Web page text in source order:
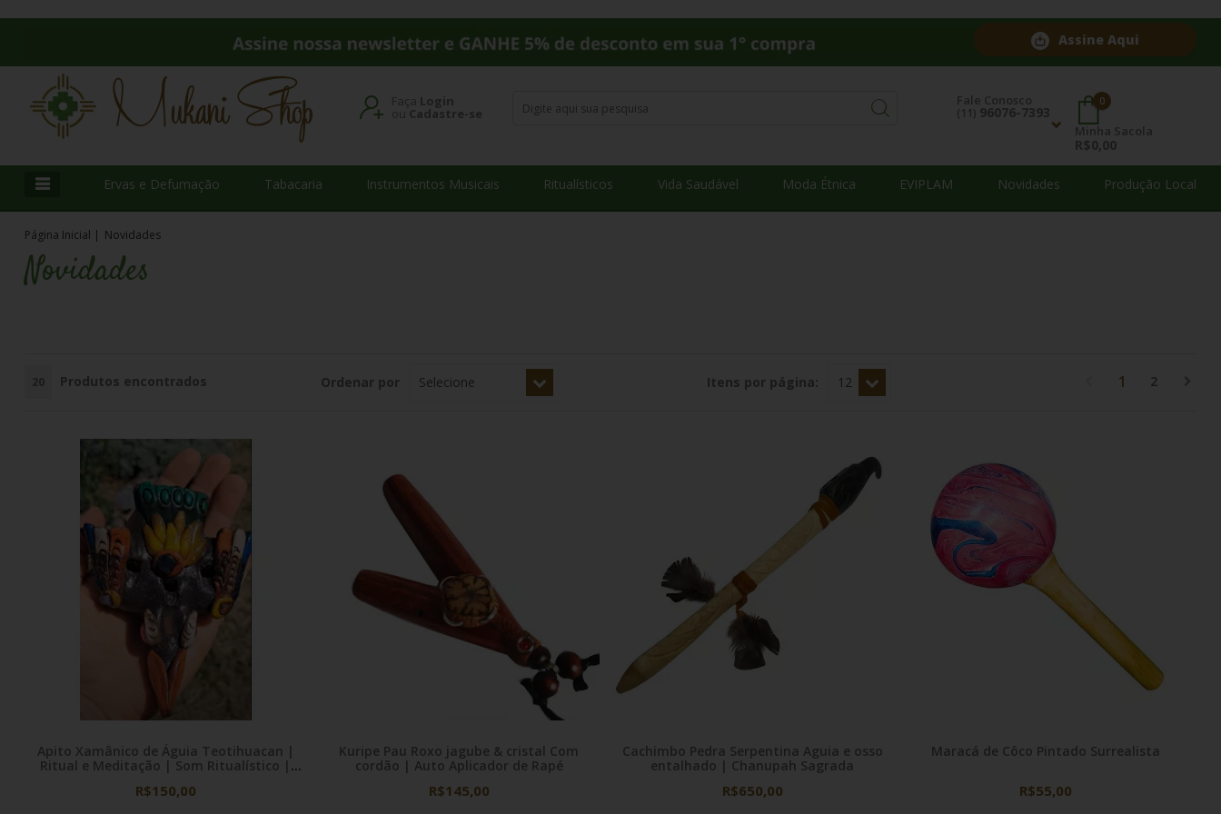
Assine Aqui
Faça Login
ou Cadastre-se
Fale Conosco
(11) 96076-7393
Contatos
0
Minha Sacola
R$0,00
Ervas e Defumação Tabacaria Instrumentos Musicais Ritualísticos Vida Saudável Moda Étnica EVIPLAM Novidades Produção Local
Página Inicial | Novidades
Novidades
Produtos encontrados Ordenar por Itens por página: 1 2
Apito Xamânico de Águia Teotihuacan |
Ritual e Meditação | Som Ritualístico |
R$150,00
Kuripe Pau Roxo jagube & cristal Com
cordão | Auto Aplicador de Rapé
R$145,00
Cachimbo Pedra Serpentina Aguia e osso
entalhado | Chanupah Sagrada
R$650,00
Maracá de Côco Pintado Surrealista
R$55,00